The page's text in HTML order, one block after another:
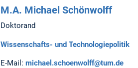
M.A. Michael Schönwolff
Doktorand
Wissenschafts- und Technologiepolitik
E-Mail: michael.schoenwolff@tum.de